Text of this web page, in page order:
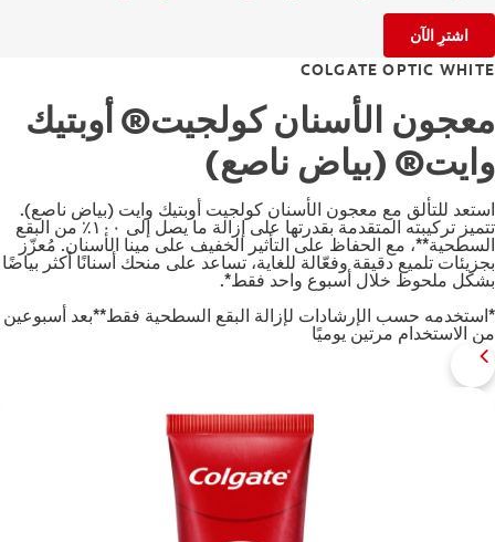
اشترِ الآن
COLGATE OPTIC WHITE
معجون الأسنان كولجيت® أوبتيك
وايت® (بياض ناصع)
استعد للتألق مع معجون الأسنان كولجيت أوبتيك وايت (بياض ناصع).
تتميز تركيبته المتقدمة بقدرتها على إزالة ما يصل إلى ١٠٠٪ من البقع
السطحية**، مع الحفاظ على التأثير الخفيف على مينا الأسنان. مُعزّز
بجزيئات تلميع دقيقة وفعّالة للغاية، تساعد على منحك أسنانًا أكثر بياضًا
بشكل ملحوظ خلال أسبوع واحد فقط*.
*استخدمه حسب الإرشادات لإزالة البقع السطحية فقط**بعد أسبوعين
من الاستخدام مرتين يوميًا